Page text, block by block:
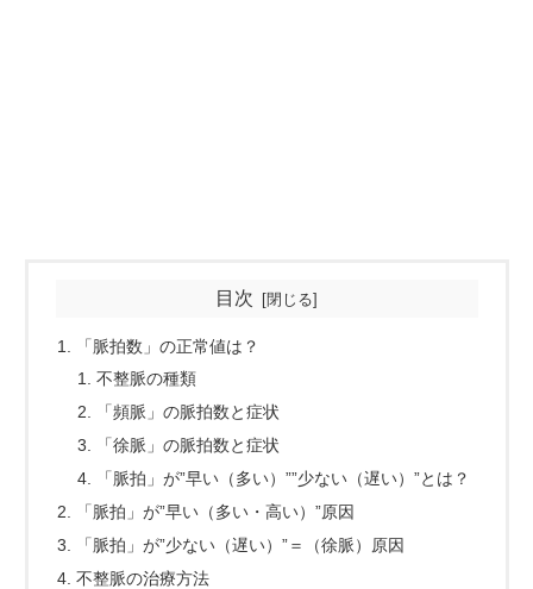
目次
「脈拍数」の正常値は？
不整脈の種類
「頻脈」の脈拍数と症状
「徐脈」の脈拍数と症状
「脈拍」が”早い（多い）””少ない（遅い）”とは？
「脈拍」が”早い（多い・高い）”原因
「脈拍」が”少ない（遅い）”＝（徐脈）原因
不整脈の治療方法